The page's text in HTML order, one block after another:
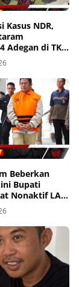
Kasus NDR,
Adegan di TKP
Beberkan
Bupati
Nonaktif LAZ
Pasrah dan